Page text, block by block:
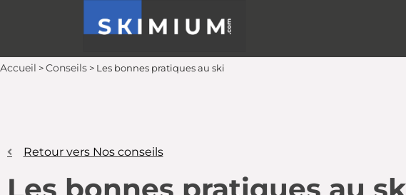
Accueil >Conseils > Les bonnes pratiques au ski
Retour vers Nos conseils